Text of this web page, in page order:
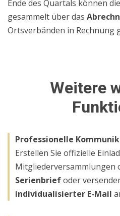
Ende des Quartals können
gesammelt über das
Ortsverbänden in Rechnung
Weitere
Professionelle
Erstellen Sie offizielle
Mitgliederversammlungen
Serienbriefoder
individualisierter E-Mail